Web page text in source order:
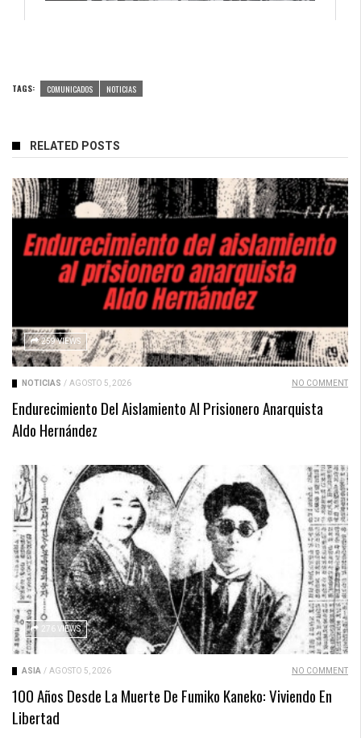
TAGS: COMUNICADOS NOTICIAS
RELATED POSTS
259 VIEWS
NOTICIAS / AGOSTO 5, 2026 NO COMMENT
Endurecimiento Del Aislamiento Al Prisionero Anarquista
Aldo Hernández
276 VIEWS
ASIA / AGOSTO 5, 2026 NO COMMENT
100 Años Desde La Muerte De Fumiko Kaneko: Viviendo En
Libertad